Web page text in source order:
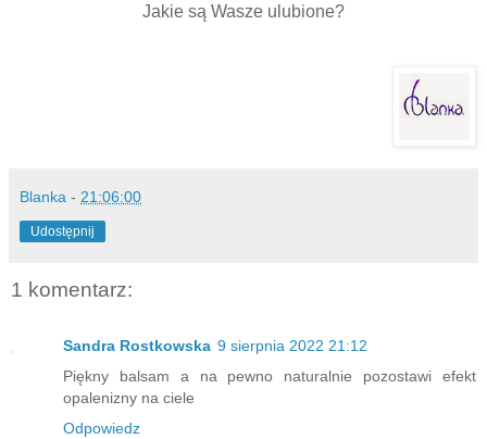
Jakie są Wasze ulubione?
Blanka - 21:06:00
Udostępnij
1 komentarz:
Sandra Rostkowska 9 sierpnia 2022 21:12
Piękny balsam a na pewno naturalnie pozostawi efekt
opalenizny na ciele
Odpowiedz